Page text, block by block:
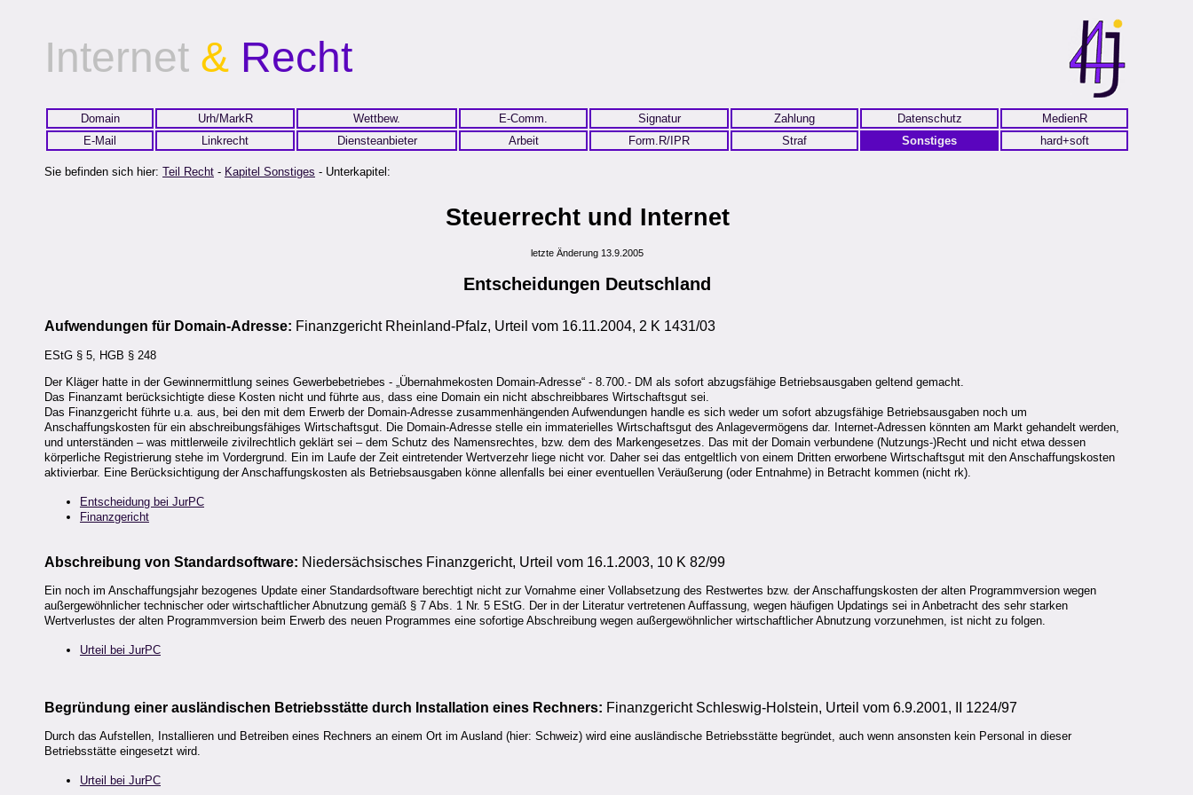
Internet & Recht
Domain Urh/MarkR Wettbew. E-Comm. Signatur Zahlung Datenschutz
MedienR
E-Mail
Linkrecht Diensteanbieter Arbeit Form.R/IPR Straf Sonstiges hard+soft
Sie befinden sich hier: Teil Recht - Kapitel Sonstiges - Unterkapitel:
Steuerrecht und Internet
letzte Änderung 13.9.2005
Entscheidungen Deutschland
Aufwendungen für Domain-Adresse: Finanzgericht Rheinland-Pfalz, Urteil vom 16.11.2004, 2 K 1431/03
EStG § 5, HGB § 248
Der Kläger hatte in der Gewinnermittlung seines Gewerbebetriebes - „Übernahmekosten Domain-Adresse“ - 8.700.- DM als sofort abzugsfähige Betriebsausgaben geltend gemacht.
Das Finanzamt berücksichtigte diese Kosten nicht und führte aus, dass eine Domain ein nicht abschreibbares Wirtschaftsgut sei.
Das Finanzgericht führte u.a. aus, bei den mit dem Erwerb der Domain-Adresse zusammenhängenden Aufwendungen handle es sich weder um sofort abzugsfähige Betriebsausgaben noch um
Anschaffungskosten für ein abschreibungsfähiges Wirtschaftsgut. Die Domain-Adresse stelle ein immaterielles Wirtschaftsgut des Anlagevermögens dar. Internet-Adressen könnten am Markt gehandelt werden,
und unterständen – was mittlerweile zivilrechtlich geklärt sei – dem Schutz des Namensrechtes, bzw. dem des Markengesetzes. Das mit der Domain verbundene (Nutzungs-)Recht und nicht etwa dessen
körperliche Registrierung stehe im Vordergrund. Ein im Laufe der Zeit eintretender Wertverzehr liege nicht vor. Daher sei das entgeltlich von einem Dritten erworbene Wirtschaftsgut mit den Anschaffungskosten
aktivierbar. Eine Berücksichtigung der Anschaffungskosten als Betriebsausgaben könne allenfalls bei einer eventuellen Veräußerung (oder Entnahme) in Betracht kommen (nicht rk).
Entscheidung bei JurPC
Finanzgericht
Abschreibung von Standardsoftware: Niedersächsisches Finanzgericht, Urteil vom 16.1.2003, 10 K 82/99
Ein noch im Anschaffungsjahr bezogenes Update einer Standardsoftware berechtigt nicht zur Vornahme einer Vollabsetzung des Restwertes bzw. der Anschaffungskosten der alten Programmversion wegen
außergewöhnlicher technischer oder wirtschaftlicher Abnutzung gemäß § 7 Abs. 1 Nr. 5 EStG. Der in der Literatur vertretenen Auffassung, wegen häufigen Updatings sei in Anbetracht des sehr starken
Wertverlustes der alten Programmversion beim Erwerb des neuen Programmes eine sofortige Abschreibung wegen außergewöhnlicher wirtschaftlicher Abnutzung vorzunehmen, ist nicht zu folgen.
Urteil bei JurPC
Begründung einer ausländischen Betriebsstätte durch Installation eines Rechners: Finanzgericht Schleswig-Holstein, Urteil vom 6.9.2001, II 1224/97
Durch das Aufstellen, Installieren und Betreiben eines Rechners an einem Ort im Ausland (hier: Schweiz) wird eine ausländische Betriebsstätte begründet, auch wenn ansonsten kein Personal in dieser
Betriebsstätte eingesetzt wird.
Urteil bei JurPC